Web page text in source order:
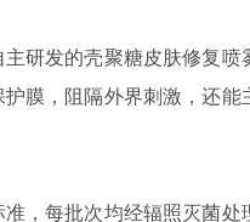
研发的壳聚糖皮肤修复
膜，阻隔外界刺激，还
，每批次均经辐照灭菌